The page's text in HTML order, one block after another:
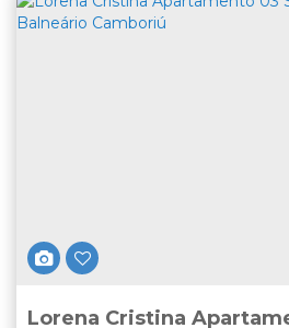
Lorena Cristina